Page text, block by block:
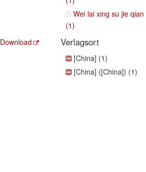
Download
Wei lai xing su jie
(1)
Verlagsort
[China] (1)
[China] ([China]) (1)